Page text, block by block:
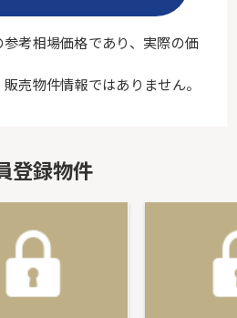
考相場価格であり、実際の価
売物件情報ではありません。
登録物件